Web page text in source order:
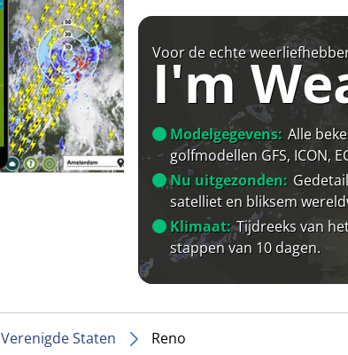
Voor de echte
I'm
Modelgegevens: Alle
golfmodellen GFS, ICON,
Nu uitgezonden:
satelliet en bliksem
Klimaat: Tijdreeks van
stappen van 10 dagen.
Verenigde Staten Reno